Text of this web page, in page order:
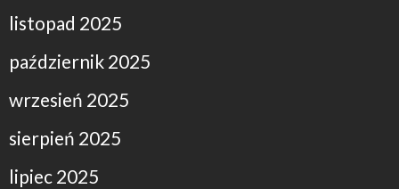
listopad 2025
październik 2025
wrzesień 2025
sierpień 2025
lipiec 2025